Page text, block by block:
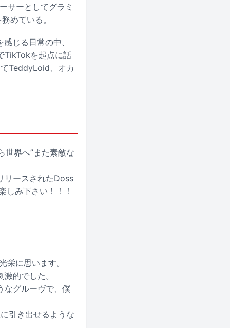
サーとしてグラミ
めている。
じる日常の中、
TikTokを起点に話
TeddyLoid、オカ
世界へ”また素敵な
リースされたDoss
しみ下さい！！！
に思います。
的でした。
なグルーヴで、僕
引き出せるような